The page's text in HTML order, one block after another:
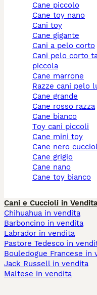
cane piccolo
cane toy nano
cani toy
cane gigante
cani a pelo corto
cani pelo corto taglia
piccola
cane marrone
razze cani pelo
cane grande
cane rosso razza
cane bianco
toy cani piccoli
cane mini toy
cane nero
cane grigio
cane nano
cane toy bianco
Cani e Cuccioli in
Chihuahua in vendita
Barboncino in vendita
Labrador in vendita
Pastore Tedesco in
Bouledogue Francese in
Jack Russell in vendita
Maltese in vendita